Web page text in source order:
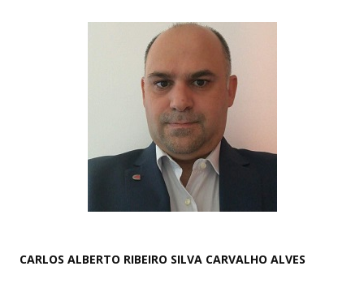
CARLOS ALBERTO RIBEIRO SILVA CARVALHO ALVES